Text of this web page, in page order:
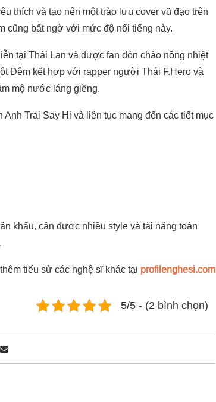
thích và tạo nên một trào lưu cover vũ đạo trên
cũng bất ngờ với mức độ nổi tiếng này.
tại Thái Lan và được fan đón chào nồng nhiệt
Đêm kết hợp với rapper người Thái F.Hero và
mộ nước láng giềng.
Trai Say Hi và liên tục mang đến các tiết mục
khấu, cân được nhiều style và tài năng toàn
tiểu sử các nghệ sĩ khác tại profilenghesi.com
5/5 - (2 bình chọn)